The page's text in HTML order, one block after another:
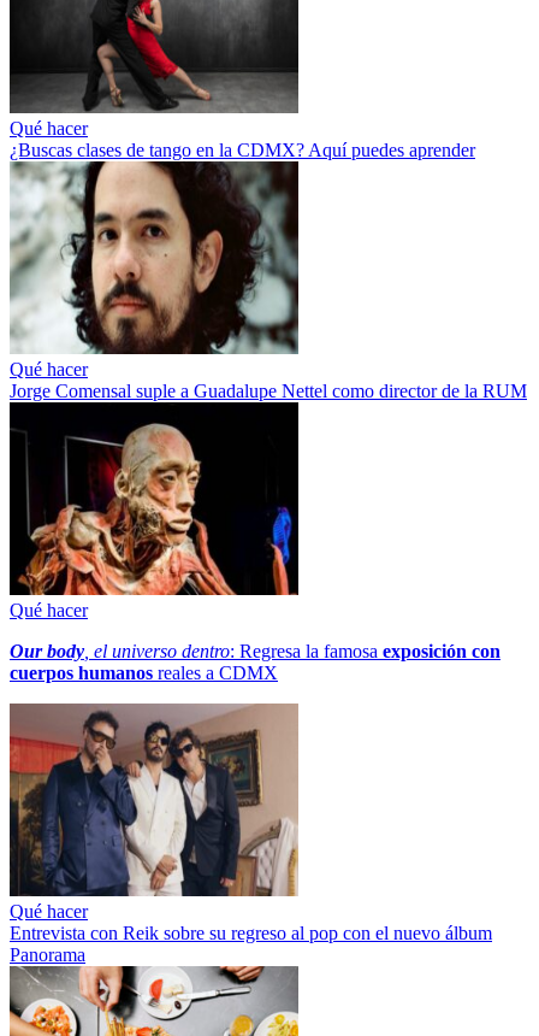
Qué hacer
¿Buscas clases de tango en la CDMX? Aquí puedes aprender
Qué hacer
Jorge Comensal suple a Guadalupe Nettel como director de la RUM
Qué hacer
Our body , el universo dentro: Regresa la famosa exposición con
cuerpos humanos reales a CDMX
Qué hacer
Entrevista con Reik sobre su regreso al pop con el nuevo álbum
Panorama